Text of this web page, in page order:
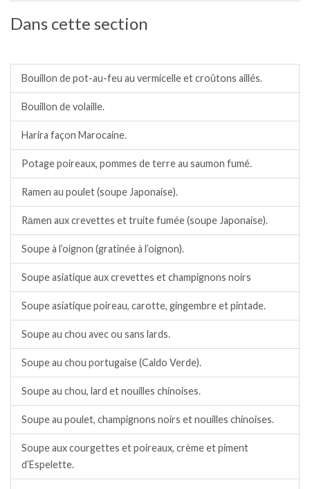
Dans cette section
Bouillon de pot-au-feu au vermicelle et croûtons aillés.
Bouillon de volaille.
Harira façon Marocaine.
Potage poireaux, pommes de terre au saumon fumé.
Ramen au poulet (soupe Japonaise).
Rāmen aux crevettes et truite fumée (soupe Japonaise).
Soupe à l’oignon (gratinée à l’oignon).
Soupe asiatique aux crevettes et champignons noirs
Soupe asiatique poireau, carotte, gingembre et pintade.
Soupe au chou avec ou sans lards.
Soupe au chou portugaise (Caldo Verde).
Soupe au chou, lard et nouilles chinoises.
Soupe au poulet, champignons noirs et nouilles chinoises.
Soupe aux courgettes et poireaux, crème et piment
d’Espelette.